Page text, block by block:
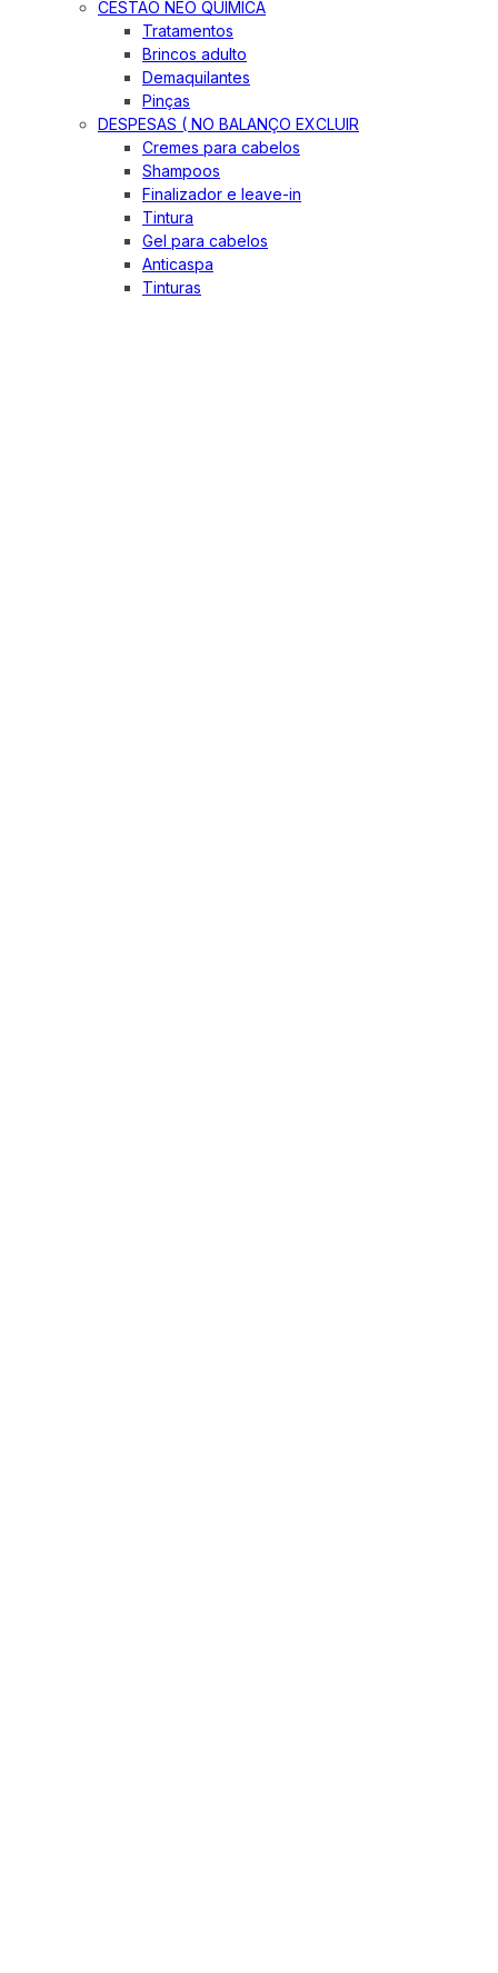
CESTÃO NEO QUIMICA
Tratamentos
Brincos adulto
Demaquilantes
Pinças
DESPESAS ( NO BALANÇO EXCLUIR
Cremes para cabelos
Shampoos
Finalizador e leave-in
Tintura
Gel para cabelos
Anticaspa
Tinturas